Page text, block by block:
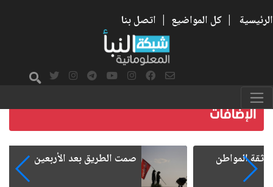
الرئيسية | كل المواضيع | اتصل بنا
صمت الطريق بعد الأربعين